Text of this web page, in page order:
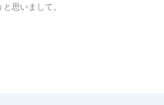
思いまして。